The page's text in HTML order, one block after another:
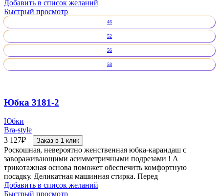
Добавить в список желаний
Быстрый просмотр
46
52
56
58
Юбка 3181-2
Юбки
Bra-style
3 127₽ Заказ в 1 клик
Роскошная, невероятно женственная юбка-карандаш с
завораживающими асимметричными подрезами ! А
трикотажная основа поможет обеспечить комфортную
посадку. Деликатная машинная стирка. Перед
Добавить в список желаний
Быстрый просмотр